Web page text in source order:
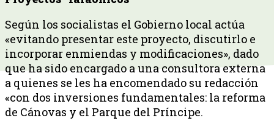
Según los socialistas el Gobierno local actúa
«evitando presentar este proyecto, discutirlo e
incorporar enmiendas y modificaciones», dado
que ha sido encargado a una consultora externa
a quienes se les ha encomendado su redacción
«con dos inversiones fundamentales: la reforma
de Cánovas y el Parque del Príncipe.